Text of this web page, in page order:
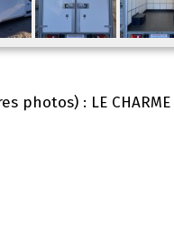
: LE CHARME